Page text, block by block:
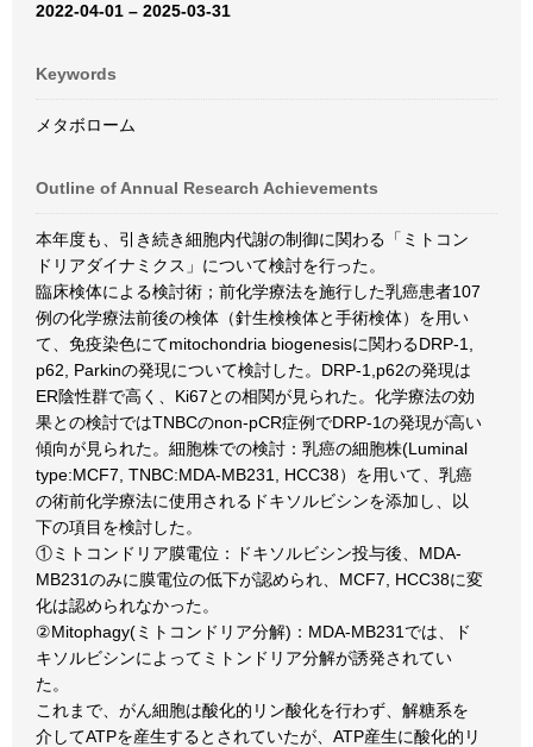
2022-04-01 – 2025-03-31
Keywords
メタボローム
Outline of Annual Research Achievements
本年度も、引き続き細胞内代謝の制御に関わる「ミトコン
ドリアダイナミクス」について検討を行った。
臨床検体による検討術；前化学療法を施行した乳癌患者107
例の化学療法前後の検体（針生検検体と手術検体）を用い
て、免疫染色にてmitochondria biogenesisに関わるDRP-1,
p62, Parkinの発現について検討した。DRP-1,p62の発現は
ER陰性群で高く、Ki67との相関が見られた。化学療法の効
果との検討ではTNBCのnon-pCR症例でDRP-1の発現が高い
傾向が見られた。細胞株での検討：乳癌の細胞株(Luminal
type:MCF7, TNBC:MDA-MB231, HCC38）を用いて、乳癌
の術前化学療法に使用されるドキソルビシンを添加し、以
下の項目を検討した。
①ミトコンドリア膜電位：ドキソルビシン投与後、MDA-
MB231のみに膜電位の低下が認められ、MCF7, HCC38に変
化は認められなかった。
②Mitophagy(ミトコンドリア分解)：MDA-MB231では、ド
キソルビシンによってミトンドリア分解が誘発されてい
た。
これまで、がん細胞は酸化的リン酸化を行わず、解糖系を
介してATPを産生するとされていたが、ATP産生に酸化的リ